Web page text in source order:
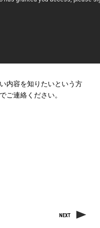
内容を知りたいという方
連絡ください。
NEXT